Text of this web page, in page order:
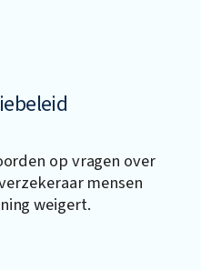
op vragen over
mensen
weigert.